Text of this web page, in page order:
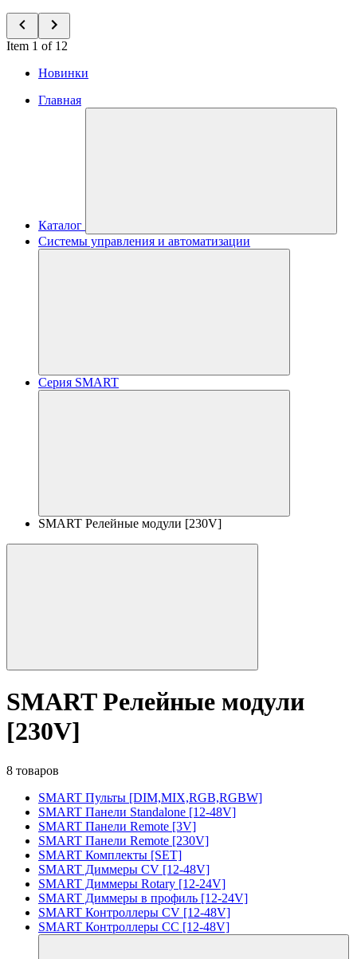
Item 1 of 12
Новинки
Главная
Каталог
Системы управления и автоматизации
Серия SMART
SMART Релейные модули [230V]
SMART Релейные модули
[230V]
8 товаров
SMART Пульты [DIM,MIX,RGB,RGBW]
SMART Панели Standalone [12-48V]
SMART Панели Remote [3V]
SMART Панели Remote [230V]
SMART Комплекты [SET]
SMART Диммеры CV [12-48V]
SMART Диммеры Rotary [12-24V]
SMART Диммеры в профиль [12-24V]
SMART Контроллеры CV [12-48V]
SMART Контроллеры CC [12-48V]